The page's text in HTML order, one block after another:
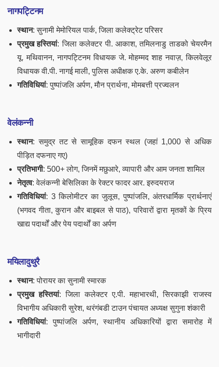
नागपट्टिनम
स्थान: सुनामी मेमोरियल पार्क, जिला कलेक्ट्रेट परिसर
प्रमुख हस्तियां: जिला कलेक्टर पी. आकाश, तमिलनाडु ताडको चेयरमैन
यू. मथिवानन, नागपट्टिनम विधायक जे. मोहम्मद शाह नवाज़, किलवेलूर
विधायक वी.पी. नागई माली, पुलिस अधीक्षक ए.के. अरुण कबीलेन
गतिविधियां: पुष्पांजलि अर्पण, मौन प्रार्थना, मोमबत्ती प्रज्वलन
वेलंकन्नी
स्थान: समुद्र तट से सामूहिक दफन स्थल (जहां 1,000 से अधिक
पीड़ित दफनाए गए)
प्रतिभागी: 500+ लोग, जिनमें मछुआरे, व्यापारी और आम जनता शामिल
नेतृत्व: वेलंकन्नी बेसिलिका के रेक्टर फादर आर. इरुदयराज
गतिविधियां: 3 किलोमीटर का जुलूस, पुष्पांजलि, अंतरधार्मिक प्रार्थनाएं
(भगवद गीता, कुरान और बाइबल से पाठ), परिवारों द्वारा मृतकों के प्रिय
खाद्य पदार्थों और पेय पदार्थों का अर्पण
मयिलादुथुरै
स्थान: पोरायर का सुनामी स्मारक
प्रमुख हस्तियां: जिला कलेक्टर ए.पी. महाभारथी, सिरकाझी राजस्व
विभागीय अधिकारी सुरेश, थरंगंबडी टाउन पंचायत अध्यक्ष सुगुना शंकारी
गतिविधियां: पुष्पांजलि अर्पण, स्थानीय अधिकारियों द्वारा समारोह में
भागीदारी